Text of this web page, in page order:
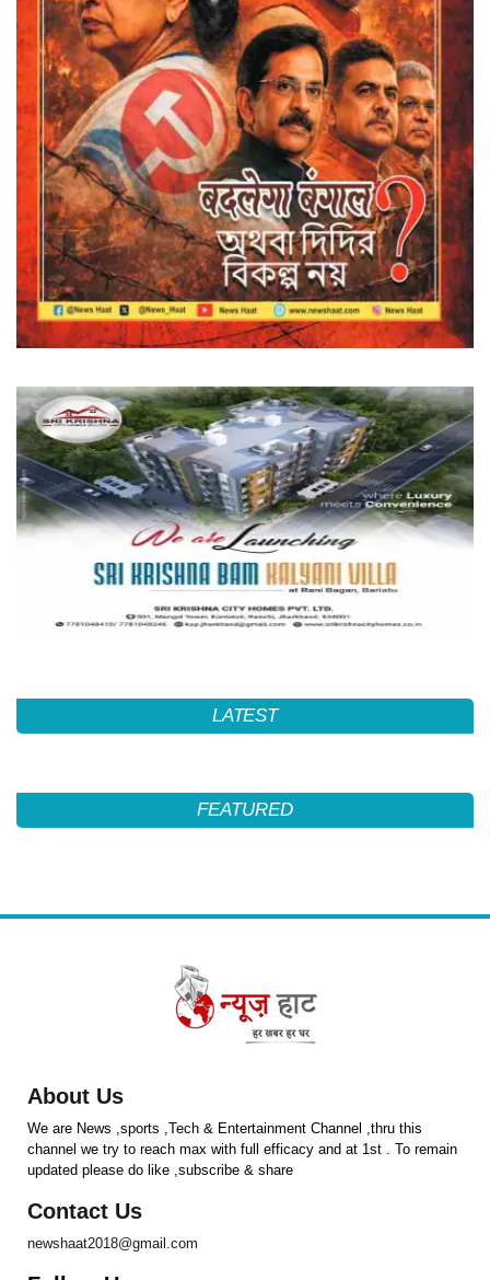
LATEST
FEATURED
About Us
We are News ,sports ,Tech & Entertainment Channel ,thru this
channel we try to reach max with full efficacy and at 1st . To remain
updated please do like ,subscribe & share
Contact Us
newshaat2018@gmail.com